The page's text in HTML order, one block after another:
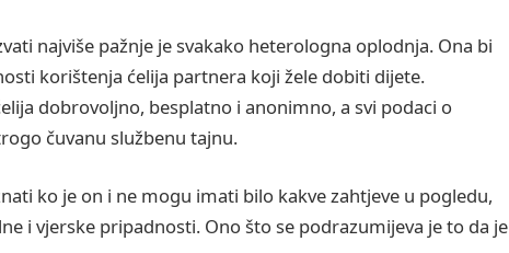
najviše pažnje je svakako heterologna oplodnja. Ona bi
korištenja ćelija partnera koji žele dobiti dijete.
dobrovoljno, besplatno i anonimno, a svi podaci o
čuvanu službenu tajnu.
ko je on i ne mogu imati bilo kakve zahtjeve u pogledu,
i vjerske pripadnosti. Ono što se podrazumijeva je to da je